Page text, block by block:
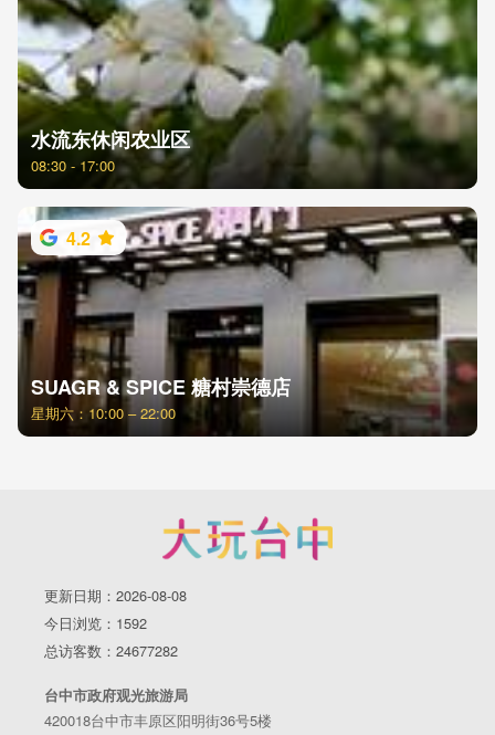
水流东休闲农业区
08:30 - 17:00
4.2
SUAGR & SPICE 糖村崇德店
星期六：10:00 – 22:00
更新日期：2026-08-08
今日浏览：1592
总访客数：24677282
台中市政府观光旅游局
420018台中市丰原区阳明街36号5楼